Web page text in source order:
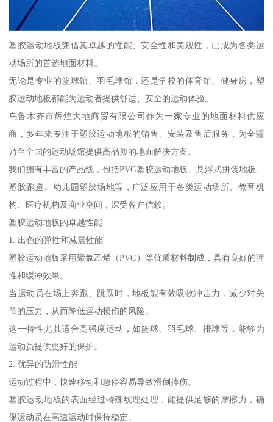
塑胶运动地板凭借其卓越的性能、安全性和美观性，已成为各类运
动场所的首选地面材料。
无论是专业的篮球馆、羽毛球馆，还是学校的体育馆、健身房，塑
胶运动地板都能为运动者提供舒适、安全的运动体验。
乌鲁木齐市辉煌大地商贸有限公司作为一家专业的地面材料供应
商，多年来专注于塑胶运动地板的销售、安装及售后服务，为全疆
乃至全国的运动场馆提供高品质的地面解决方案。
我们拥有丰富的产品线，包括PVC塑胶运动地板、悬浮式拼装地板、
塑胶跑道、幼儿园塑胶场地等，广泛应用于各类运动场所、教育机
构、医疗机构及商业空间，深受客户信赖。
塑胶运动地板的卓越性能
1. 出色的弹性和减震性能
塑胶运动地板采用聚氯乙烯（PVC）等优质材料制成，具有良好的弹
性和缓冲效果。
当运动员在场上奔跑、跳跃时，地板能有效吸收冲击力，减少对关
节的压力，从而降低运动损伤的风险。
这一特性尤其适合高强度运动，如篮球、羽毛球、排球等，能够为
运动员提供更好的保护。
2. 优异的防滑性能
运动过程中，快速移动和急停容易导致滑倒摔伤。
塑胶运动地板的表面经过特殊纹理处理，能提供足够的摩擦力，确
保运动员在高速运动时保持稳定。